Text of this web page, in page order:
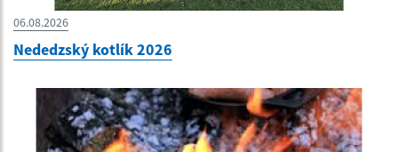
06.08.2026
Nededzský kotlík 2026